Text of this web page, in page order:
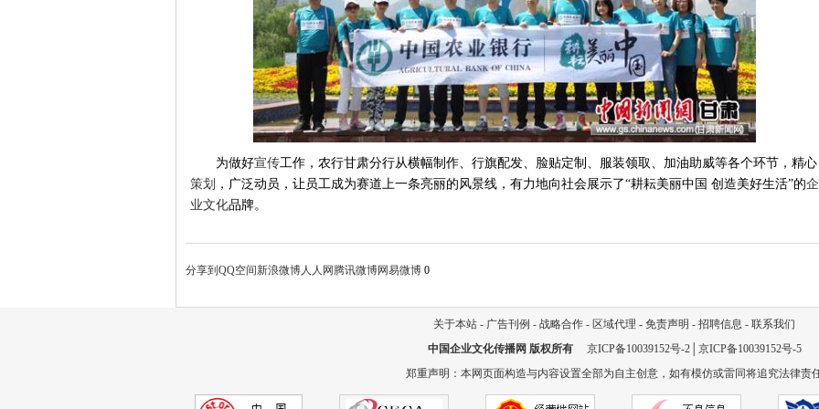
为做好宣传工作，农行甘肃分行从横幅制作、行旗配发、脸贴定制、服装领取、加油助威等各个环节，精心
策划 ，广泛动员，让员工成为赛道上一条亮丽的风景线，有力地向社会展示了“耕耘美丽中国 创造美好生活”的企
业文化品牌。
分享到 QQ空间新浪微博人人网 腾讯微博网易微博 0
关于本站 - 广告刊例 - 战略合作 - 区域代理 - 免责声明 - 招聘信息 - 联系我们
中国企业文化传播网 版权所有 京ICP备10039152号-2│ 京ICP备10039152号-5
郑重声明：本网页面构造与内容设置全部为自主创意，如有模仿或雷同将追究法律责